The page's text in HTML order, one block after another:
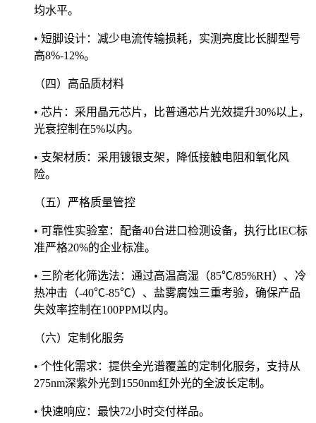
均水平。
• 短脚设计：减少电流传输损耗，实测亮度比长脚型号
高8%-12%。
（四）高品质材料
• 芯片：采用晶元芯片，比普通芯片光效提升30%以上，
光衰控制在5%以内。
• 支架材质：采用镀银支架，降低接触电阻和氧化风
险。
（五）严格质量管控
• 可靠性实验室：配备40台进口检测设备，执行比IEC标
准严格20%的企业标准。
• 三阶老化筛选法：通过高温高湿（85℃/85%RH）、冷
热冲击（-40℃-85℃）、盐雾腐蚀三重考验，确保产品
失效率控制在100PPM以内。
（六）定制化服务
• 个性化需求：提供全光谱覆盖的定制化服务，支持从
275nm深紫外光到1550nm红外光的全波长定制。
• 快速响应：最快72小时交付样品。